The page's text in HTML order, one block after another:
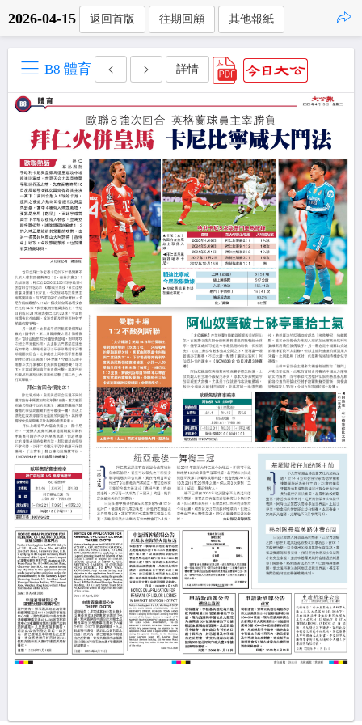
2026-04-15 返回首版 往期回顧 其他報紙
B8 體育 詳情